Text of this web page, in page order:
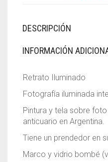
DESCRIPCIÓN
INFORMACIÓN
Retrato Iluminado
Fotografía iluminada
Pintura y tela sobre
anticuario en Argentina.
Tiene un prendedor en
Marco y vidrio bombé